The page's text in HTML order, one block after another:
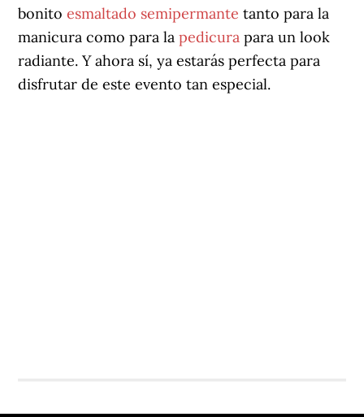
bonitoesmaltado semipermante tanto para la
manicura como para lapedicura para un look
radiante. Y ahora sí, ya estarás perfecta para
disfrutar de este evento tan especial.